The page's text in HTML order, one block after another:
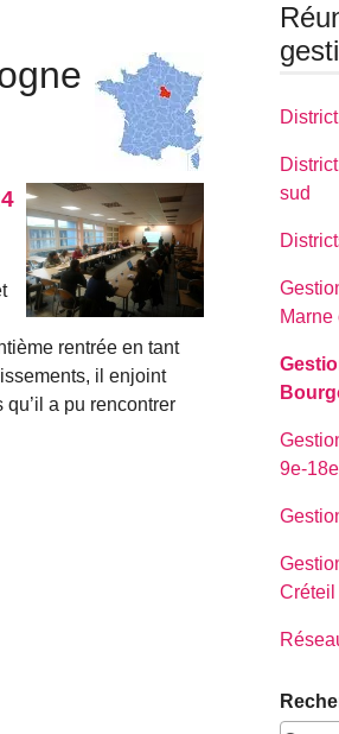
rentrée en tant
il enjoint
a pu rencontrer
sud
Marne
9e-18e
Créteil